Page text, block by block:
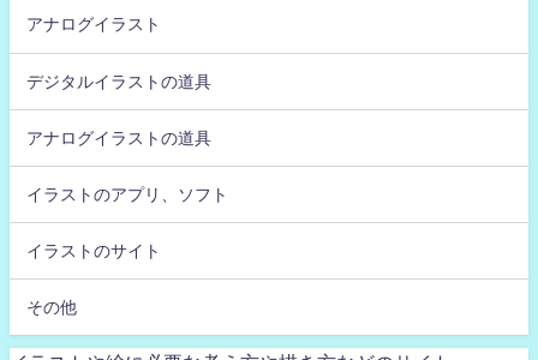
アナログイラスト
デジタルイラストの道具
アナログイラストの道具
イラストのアプリ、ソフト
イラストのサイト
その他